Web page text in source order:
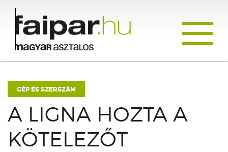
GÉP ÉS SZERSZÁM
A LIGNA HOZTA A
KÖTELEZŐT